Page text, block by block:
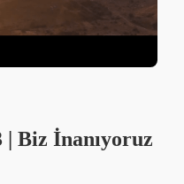
| Biz İnanıyoruz